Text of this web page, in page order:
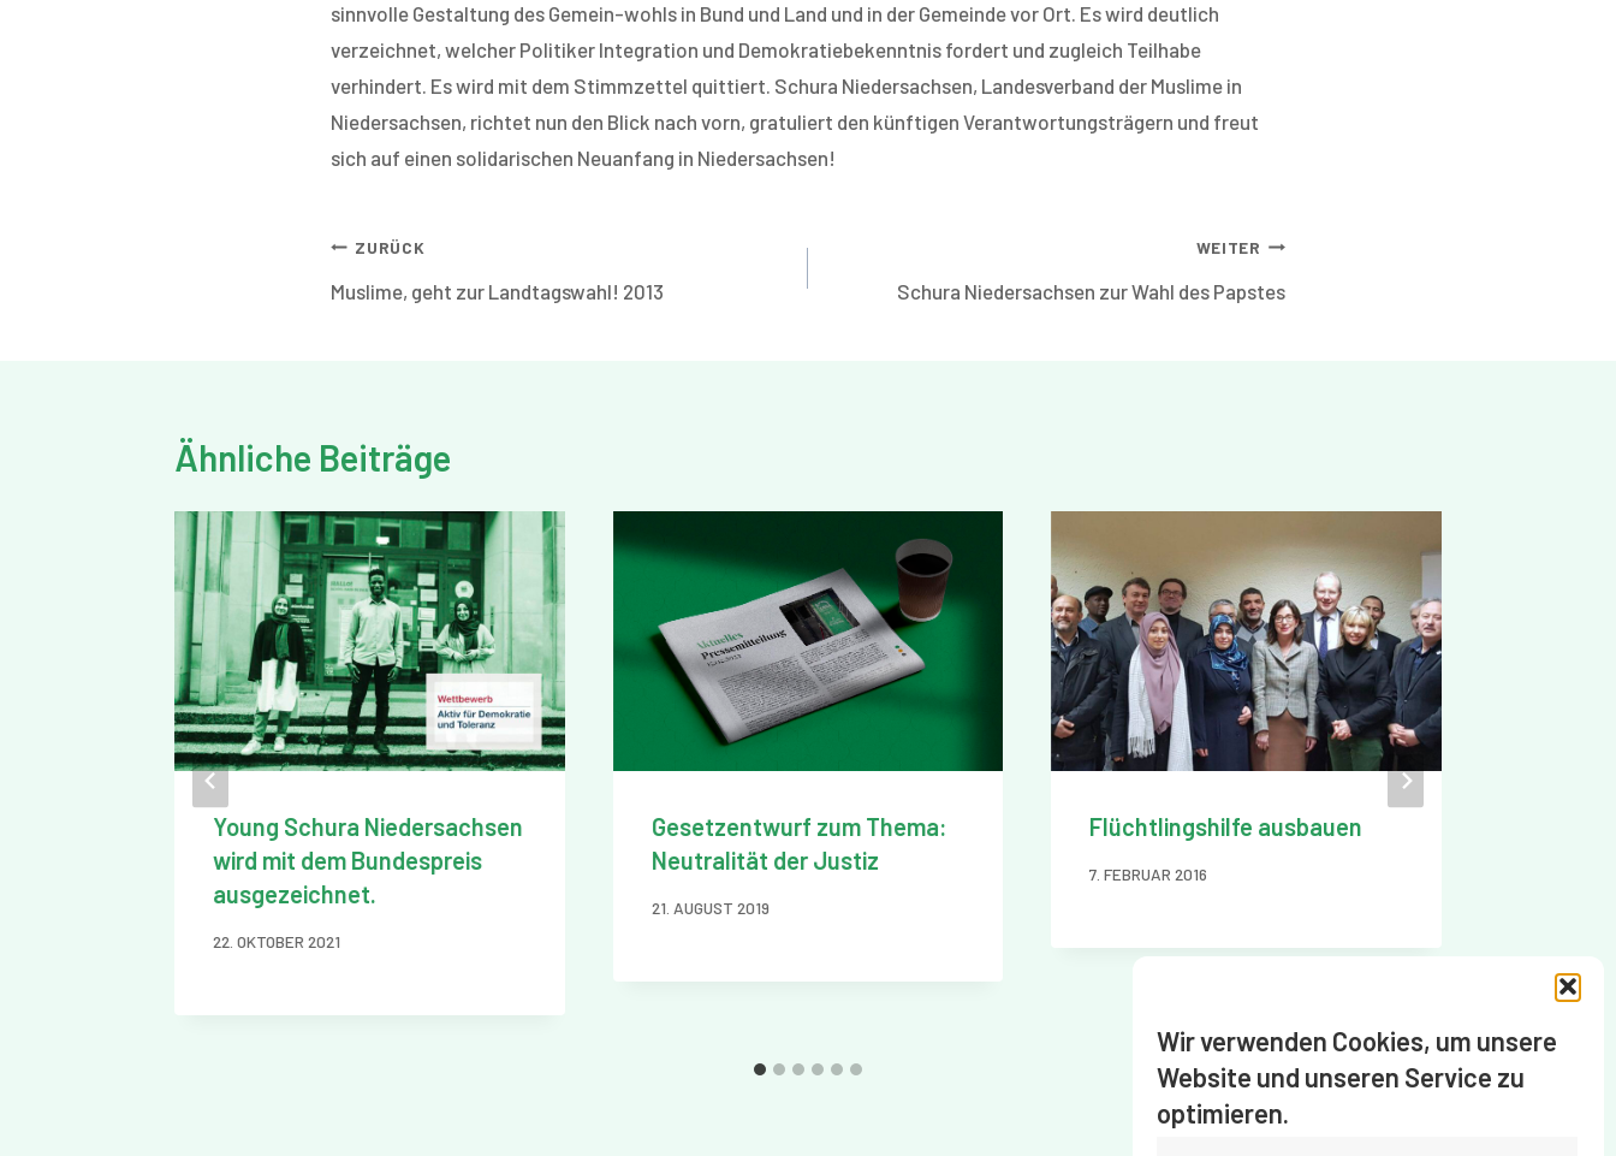
Wir verwenden Cookies, um unsere
Website und unseren Service zu
optimieren.
sinnvolle Gestaltung des Gemein-wohls in Bund und Land und in der Gemeinde vor Ort. Es wird deutlich
verzeichnet, welcher Politiker Integration und Demokratiebekenntnis fordert und zugleich Teilhabe
verhindert. Es wird mit dem Stimmzettel quittiert. Schura Niedersachsen, Landesverband der Muslime in
Niedersachsen, richtet nun den Blick nach vorn, gratuliert den künftigen Verantwortungsträgern und freut
sich auf einen solidarischen Neuanfang in Niedersachsen!
Beitragsnavigation
ZURÜCK
Muslime, geht zur Landtagswahl! 2013
WEITER
Schura Niedersachsen zur Wahl des Papstes
Ähnliche Beiträge
Young Schura Niedersachsen
wird mit dem Bundespreis
ausgezeichnet.
22. OKTOBER 2021
Gesetzentwurf zum Thema:
Neutralität der Justiz
21. AUGUST 2019
Flüchtlingshilfe ausbauen
7. FEBRUAR 2016